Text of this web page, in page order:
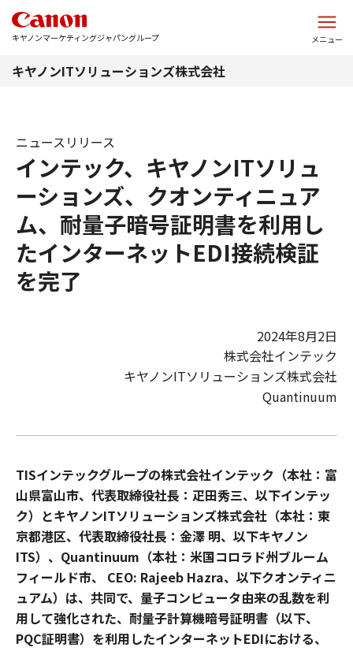
キヤノンマーケティングジャパングループ メニュー
キヤノンITソリューションズ株式会社
インテック、キヤノンITソリュ
ーションズ、クオンティニュア
ム、耐量子暗号証明書を利用し
たインターネットEDI接続検証
を完了
ニュースリリース
2024年8月2日
株式会社インテック
キヤノンITソリューションズ株式会社
Quantinuum
TISインテックグループの株式会社インテック（本社：富
山県富山市、代表取締役社長：疋田秀三、以下インテッ
ク）とキヤノンITソリューションズ株式会社（本社：東
京都港区、代表取締役社長：金澤 明、以下キヤノン
ITS）、Quantinuum（本社：米国コロラド州ブルーム
フィールド市、 CEO: Rajeeb Hazra、以下クオンティニ
ュアム）は、共同で、量子コンピュータ由来の乱数を利
用して強化された、耐量子計算機暗号証明書（以下、
PQC証明書）を利用したインターネットEDIにおける、